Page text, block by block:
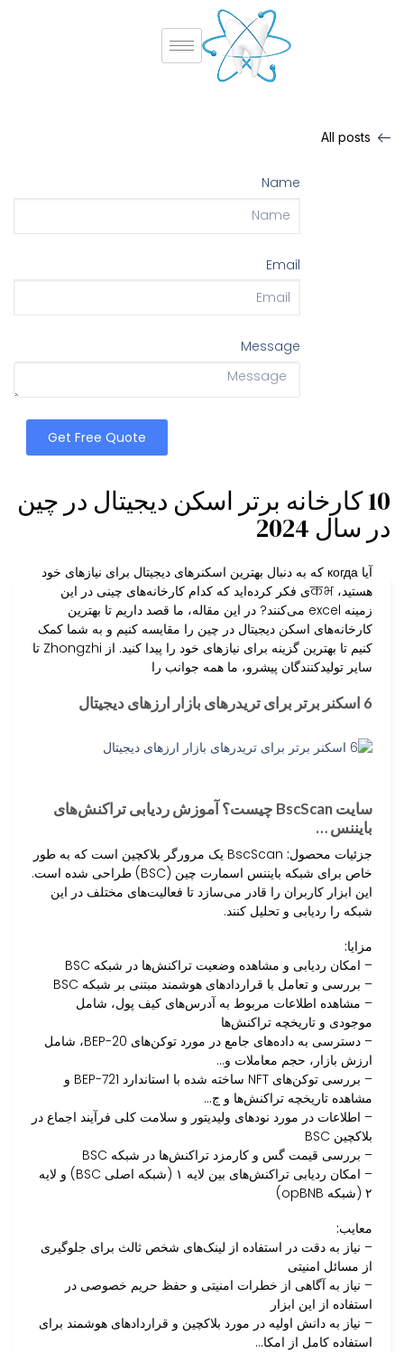
All posts
Name
Email
Message
Get Free Quote
10 کارخانه برتر اسکن دیجیتال در چین
در سال 2024
آیا когда که به دنبال بهترین اسکنرهای دیجیتال برای نیازهای خود
هستید، कभی فکر کرده‌اید که کدام کارخانه‌های چینی در این
زمینه excel می‌کنند? در این مقاله، ما قصد داریم تا بهترین
کارخانه‌های اسکن دیجیتال در چین را مقایسه کنیم و به شما کمک
کنیم تا بهترین گزینه برای نیازهای خود را پیدا کنید. از Zhongzhi تا
سایر تولیدکنندگان پیشرو، ما همه جوانب را
6 اسکنر برتر برای تریدرهای بازار ارزهای دیجیتال
سایت BscScan چیست؟ آموزش ردیابی تراکنش‌های
بایننس …
جزئیات محصول:
BscScan یک مرورگر بلاکچین است که به طور
خاص برای شبکه بایننس اسمارت چین (BSC) طراحی شده است.
این ابزار کاربران را قادر می‌سازد تا فعالیت‌های مختلف در این
شبکه را ردیابی و تحلیل کنند.
مزایا:
– امکان ردیابی و مشاهده وضعیت تراکنش‌ها در شبکه BSC
– بررسی و تعامل با قراردادهای هوشمند مبتنی بر شبکه BSC
– مشاهده اطلاعات مربوط به آدرس‌های کیف پول، شامل
موجودی و تاریخچه تراکنش‌ها
– دسترسی به داده‌های جامع در مورد توکن‌های BEP-20، شامل
ارزش بازار، حجم معاملات و…
– بررسی توکن‌های NFT ساخته شده با استاندارد BEP-721 و
مشاهده تاریخچه تراکنش‌ها و ج…
– اطلاعات در مورد نودهای ولیدیتور و سلامت کلی فرآیند اجماع در
بلاکچین BSC
– بررسی قیمت گس و کارمزد تراکنش‌ها در شبکه BSC
– امکان ردیابی تراکنش‌های بین لایه ۱ (شبکه اصلی BSC) و لایه
۲ (شبکه opBNB)
معایب:
– نیاز به دقت در استفاده از لینک‌های شخص ثالث برای جلوگیری
از مسائل امنیتی
– نیاز به آگاهی از خطرات امنیتی و حفظ حریم خصوصی در
استفاده از این ابزار
– نیاز به دانش اولیه در مورد بلاکچین و قراردادهای هوشمند برای
استفاده کامل از امکا…